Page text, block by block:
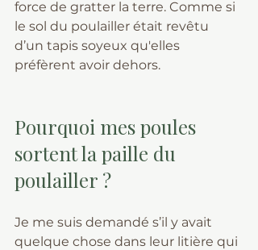
force de gratter la terre. Comme si
le sol du poulailler était revêtu
d’un tapis soyeux qu'elles
préfèrent avoir dehors.
Pourquoi mes poules
sortent la paille du
poulailler ?
Je me suis demandé s’il y avait
quelque chose dans leur litière qui